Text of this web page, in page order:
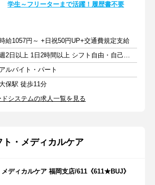
学生～フリーターまで活躍！履歴書不要
給1057円～ +日祝50円UP+交通費規定支給
週2日以上 1日2時間以上 シフト自由・自己申告
アルバイト・パート
大保駅 徒歩11分
システムの求人一覧を見る
ト・メディカルケア
ディカルケア 福岡支店/611《611★BUJ》